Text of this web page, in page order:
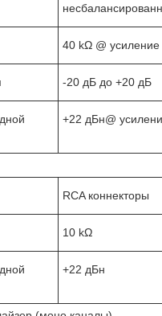
40 kΩ @
-20 дБ до +20 дБ
+22 дБн@
RCA коннекторы
10 kΩ
+22 дБн